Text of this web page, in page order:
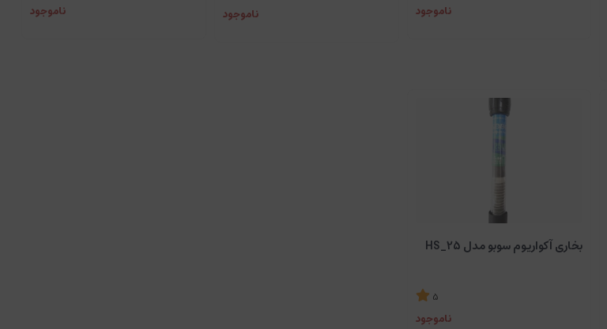
ناموجود ناموجود ناموجود
بخاری آکواریوم سوبو مدل HS_25
5
ناموجود